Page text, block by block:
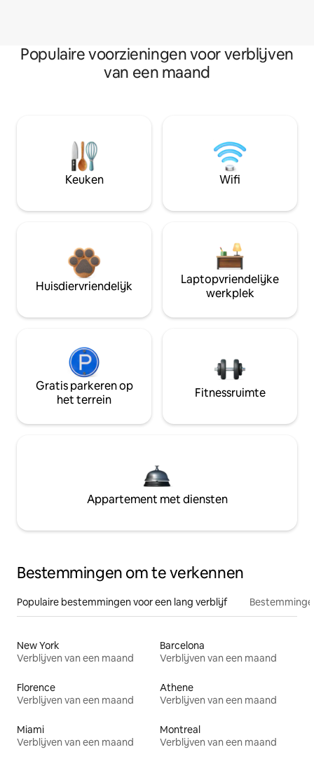
Populaire voorzieningen voor verblijven
van een maand
Keuken Wifi
Huisdiervriendelijk
Laptopvriendelijke
werkplek
Gratis parkeren op
het terrein
Fitnessruimte
Appartement met diensten
Bestemmingen om te verkennen
Populaire bestemmingen voor een lang verblijf
New York
Verblijven van een maand
Barcelona
Verblijven van een maand
Florence
Verblijven van een maand
Athene
Verblijven van een maand
Miami
Verblijven van een maand
Montreal
Verblijven van een maand